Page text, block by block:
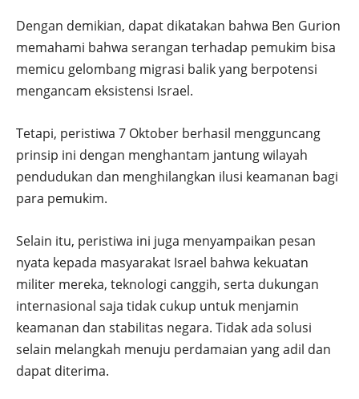
Dengan demikian, dapat dikatakan bahwa Ben Gurion
memahami bahwa serangan terhadap pemukim bisa
memicu gelombang migrasi balik yang berpotensi
mengancam eksistensi Israel.
Tetapi, peristiwa 7 Oktober berhasil mengguncang
prinsip ini dengan menghantam jantung wilayah
pendudukan dan menghilangkan ilusi keamanan bagi
para pemukim.
Selain itu, peristiwa ini juga menyampaikan pesan
nyata kepada masyarakat Israel bahwa kekuatan
militer mereka, teknologi canggih, serta dukungan
internasional saja tidak cukup untuk menjamin
keamanan dan stabilitas negara. Tidak ada solusi
selain melangkah menuju perdamaian yang adil dan
dapat diterima.